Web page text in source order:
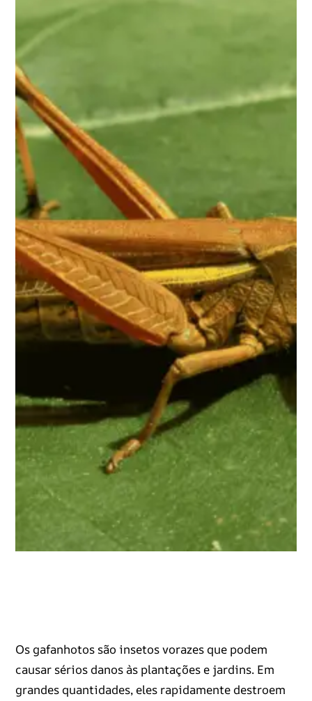
Os gafanhotos são insetos vorazes que podem
causar sérios danos às plantações e jardins. Em
grandes quantidades, eles rapidamente destroem